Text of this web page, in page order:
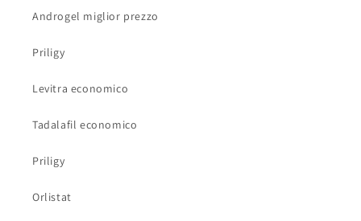
Androgel miglior prezzo
Priligy
Levitra economico
Tadalafil economico
Priligy
Orlistat